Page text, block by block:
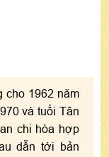
cho 1962 năm
và tuổi Tân
chi hòa hợp
dẫn tới bản